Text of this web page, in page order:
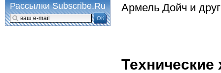
Армель Дойч и
Технические
Рассылки Subscribe.Ru
ОК